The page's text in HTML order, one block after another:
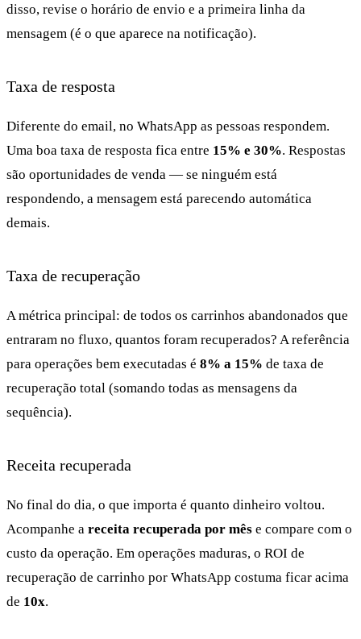
disso, revise o horário de envio e a primeira linha da
mensagem (é o que aparece na notificação).
Taxa de resposta
Diferente do email, no WhatsApp as pessoas respondem.
Uma boa taxa de resposta fica entre 15% e 30%. Respostas
são oportunidades de venda — se ninguém está
respondendo, a mensagem está parecendo automática
demais.
Taxa de recuperação
A métrica principal: de todos os carrinhos abandonados que
entraram no fluxo, quantos foram recuperados? A referência
para operações bem executadas é 8% a 15% de taxa de
recuperação total (somando todas as mensagens da
sequência).
Receita recuperada
No final do dia, o que importa é quanto dinheiro voltou.
Acompanhe a receita recuperada por mês e compare com o
custo da operação. Em operações maduras, o ROI de
recuperação de carrinho por WhatsApp costuma ficar acima
de 10x.